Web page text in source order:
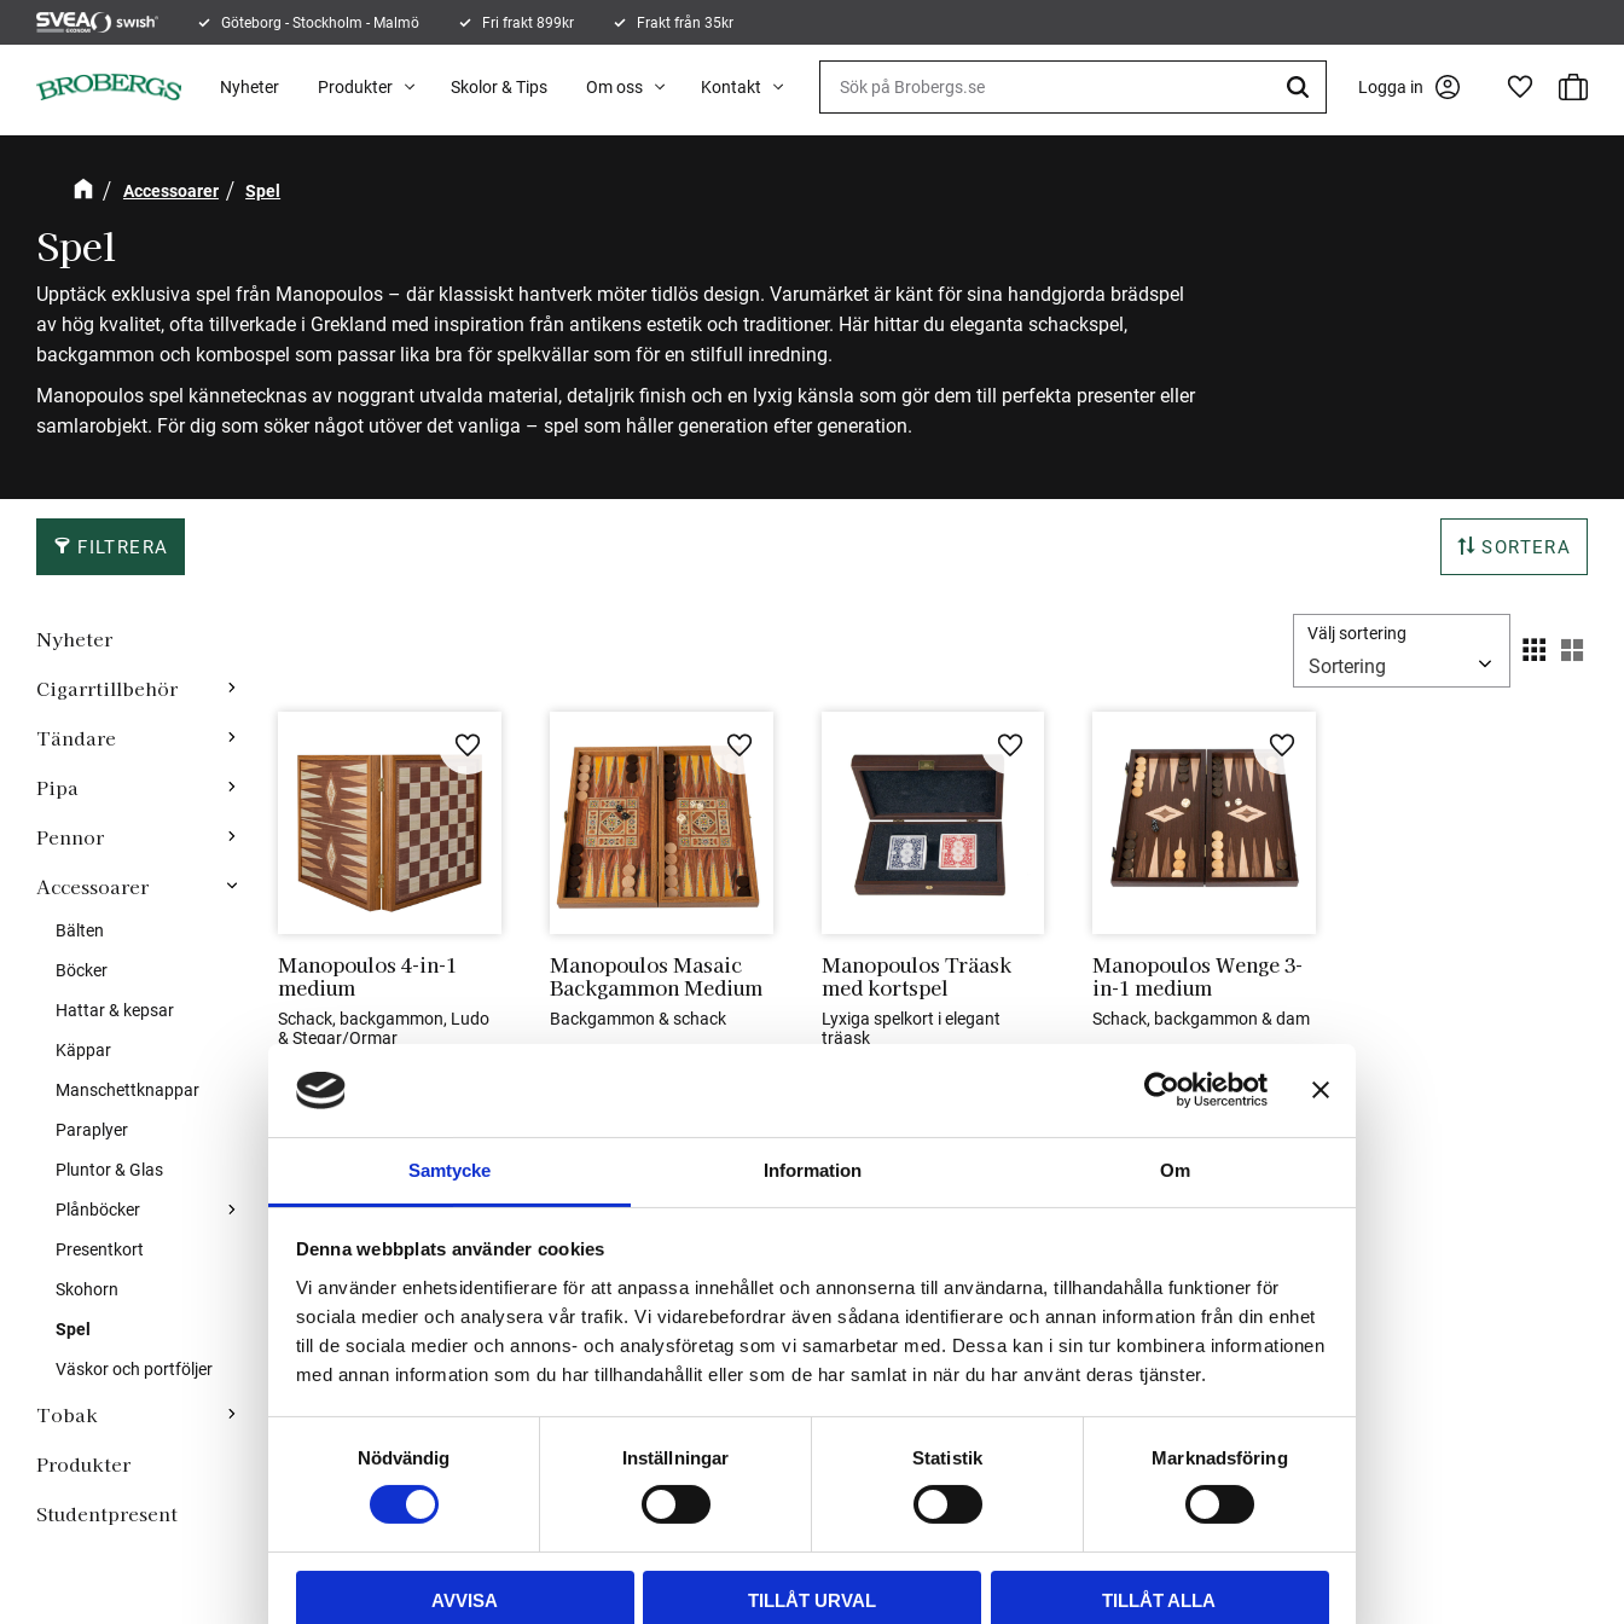
Samtycke Information Om
Denna webbplats använder cookies
Vi använder enhetsidentifierare för att anpassa innehållet och annonserna till användarna, tillhandahålla funktioner för
sociala medier och analysera vår trafik. Vi vidarebefordrar även sådana identifierare och annan information från din enhet
till de sociala medier och annons- och analysföretag som vi samarbetar med. Dessa kan i sin tur kombinera informationen
med annan information som du har tillhandahållit eller som de har samlat in när du har använt deras tjänster.
Nödvändig Inställningar Statistik Marknadsföring
AVVISA TILLÅT URVAL TILLÅT ALLA
Göteborg - Stockholm - Malmö Fri frakt 899kr Frakt från 35kr
Logga in Favoriter
Nyheter Produkter Skolor & Tips Om oss Kontakt
Accessoarer Spel
Spel
Upptäck exklusiva spel från Manopoulos – där klassiskt hantverk möter tidlös design. Varumärket är känt för sina handgjorda brädspel
av hög kvalitet, ofta tillverkade i Grekland med inspiration från antikens estetik och traditioner. Här hittar du eleganta schackspel,
backgammon och kombospel som passar lika bra för spelkvällar som för en stilfull inredning.
Manopoulos spel kännetecknas av noggrant utvalda material, detaljrik finish och en lyxig känsla som gör dem till perfekta presenter eller
samlarobjekt. För dig som söker något utöver det vanliga – spel som håller generation efter generation.
FILTRERA SORTERA
Nyheter
Cigarrtillbehör
Tändare
Pipa
Pennor
Accessoarer
Bälten
Böcker
Hattar & kepsar
Käppar
Manschettknappar
Paraplyer
Pluntor & Glas
Plånböcker
Presentkort
Skohorn
Spel
Väskor och portföljer
Tobak
Produkter
Studentpresent
Välj sortering
Manopoulos 4-in-1
medium
Schack, backgammon, Ludo
& Stegar/Ormar
1 025kr
Lägg till i favoriter
Manopoulos Masaic
Backgammon Medium
Backgammon & schack
Lägg till i favoriter
Manopoulos Träask
med kortspel
Lyxiga spelkort i elegant
träask
Lägg till i favoriter
Manopoulos Wenge 3-
in-1 medium
Schack, backgammon & dam
kr
Lägg till i favoriter